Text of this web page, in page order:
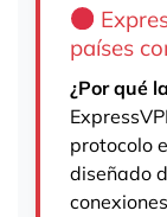
países
¿Por qué
protocolo
diseñado